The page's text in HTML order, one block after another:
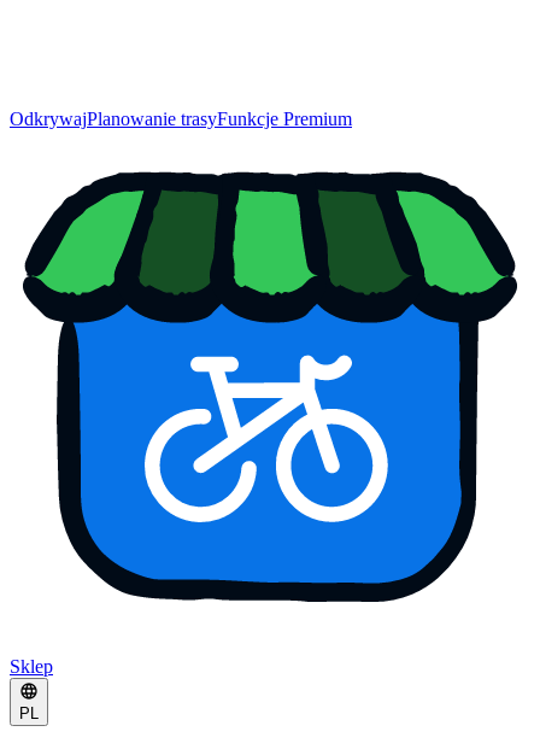
OdkrywajPlanowanie trasyFunkcje Premium
Sklep
PL